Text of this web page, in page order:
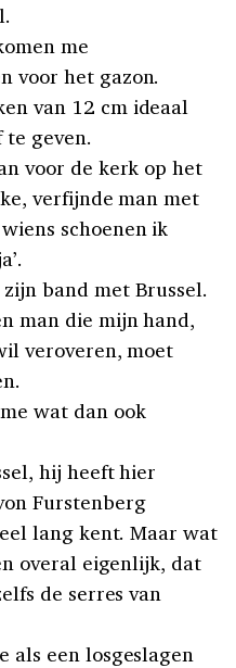
me
voor het gazon.
van 12 cm ideaal
geven.
voor de kerk op het
verfijnde man met
schoenen ik
band met Brussel.
man die mijn hand,
veroveren, moet
wat dan ook
hij heeft hier
Furstenberg
lang kent. Maar wat
overal eigenlijk, dat
de serres van
als een losgeslagen